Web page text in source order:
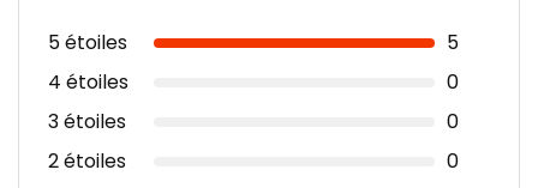
5 étoiles
5
4 étoiles
0
3 étoiles
0
2 étoiles
0